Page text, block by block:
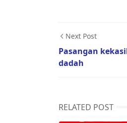
Next Post
Pasangan
dadah
RELATED POST